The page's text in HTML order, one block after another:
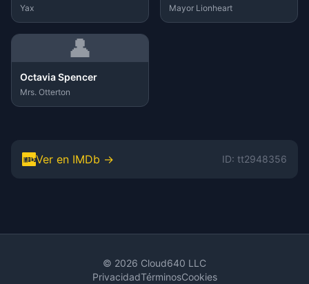
Yax Mayor Lionheart
👤
Octavia Spencer
Mrs. Otterton
Ver en IMDb → ID: tt2948356
© 2026 Cloud640 LLC
PrivacidadTérminosCookies